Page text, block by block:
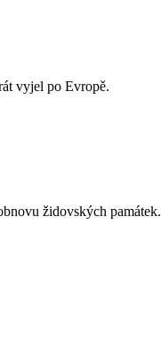
vyjel po Evropě.
židovských památek.